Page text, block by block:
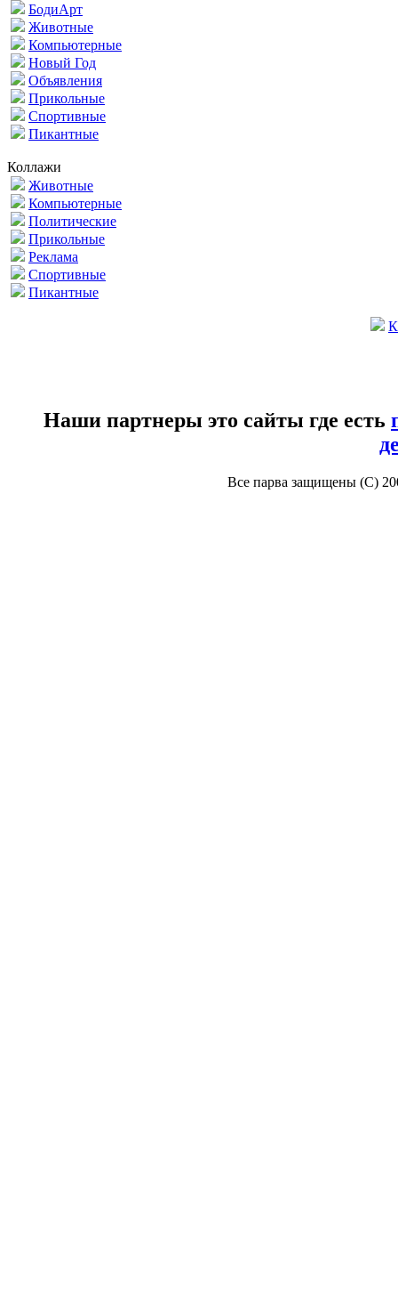
БодиАрт
Животные
Компьютерные
Новый Год
Объявления
Прикольные
Спортивные
Пикантные
Коллажи
Животные
Компьютерные
Политические
Прикольные
Реклама
Спортивные
Пикантные
Наши партнеры это сайты где есть
Все парва защищены (С)